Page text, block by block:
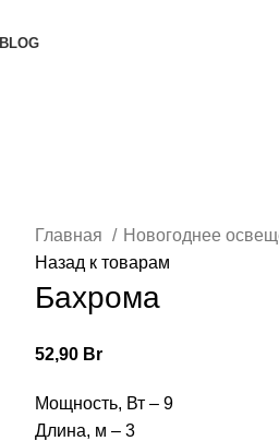
BLOG
Главная Новогоднее
Назад к товарам
Бахрома
52,90 Br
Мощность, Вт – 9
Длина, м – 3